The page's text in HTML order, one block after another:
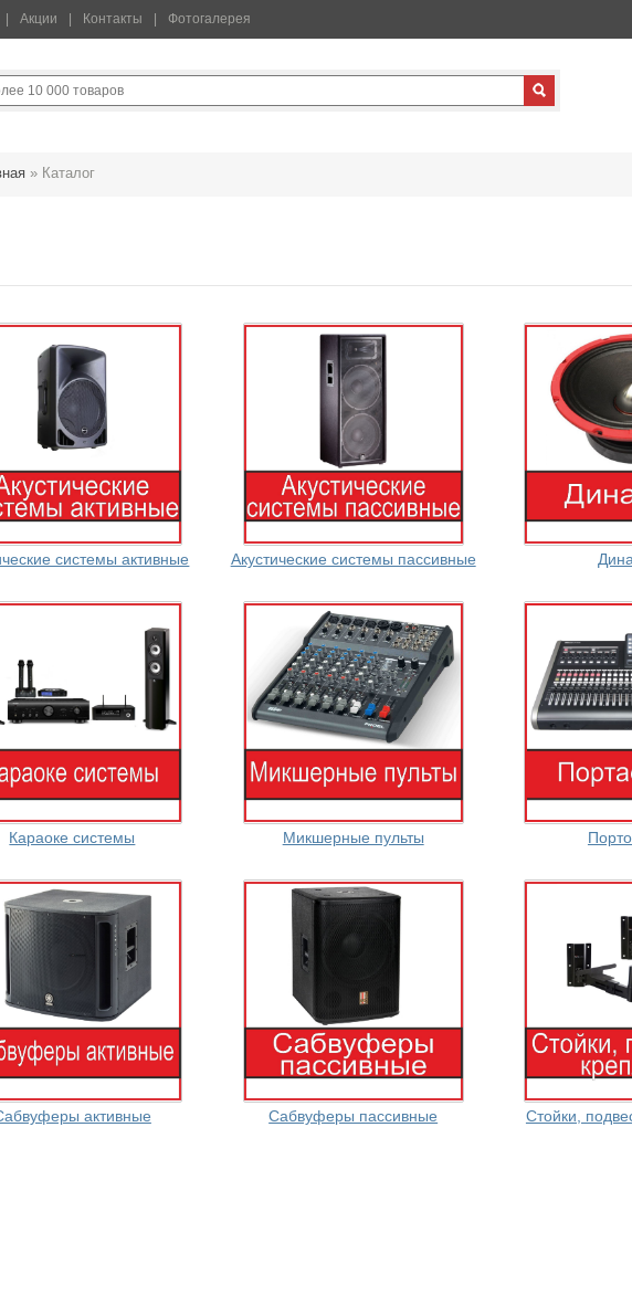
Акции Контакты Фотогалерея
» Каталог
системы активные Акустические системы пассивные
Караоке системы Микшерные пульты
активные Сабвуферы пассивные Стойки,